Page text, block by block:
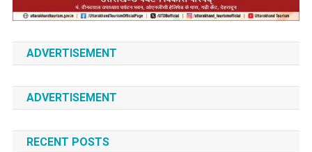
ADVERTISEMENT
ADVERTISEMENT
RECENT POSTS